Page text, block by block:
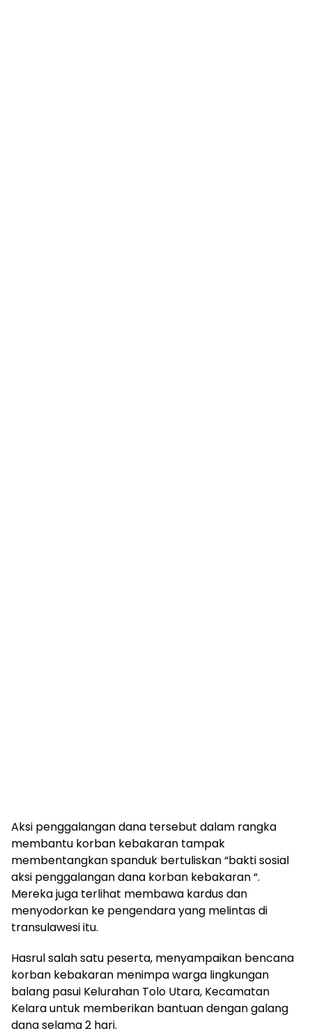
Aksi penggalangan dana tersebut dalam rangka
membantu korban kebakaran tampak
membentangkan spanduk bertuliskan “bakti sosial
aksi penggalangan dana korban kebakaran “.
Mereka juga terlihat membawa kardus dan
menyodorkan ke pengendara yang melintas di
transulawesi itu.
Hasrul salah satu peserta, menyampaikan bencana
korban kebakaran menimpa warga lingkungan
balang pasui Kelurahan Tolo Utara, Kecamatan
Kelara untuk memberikan bantuan dengan galang
dana selama 2 hari.